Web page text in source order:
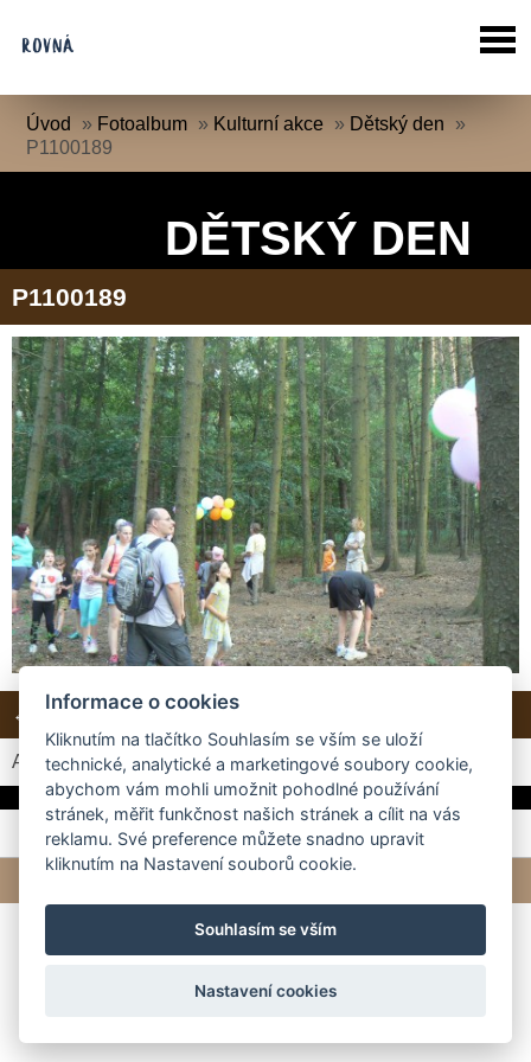
Úvod » Fotoalbum » Kulturní akce » Dětský den
»
P1100189
DĚTSKÝ DEN
P1100189
← Předchozí Další → Zpět do složky
Automatické procházení: 3|4|5|6|7(čas ve vteřinách)
Informace o cookies
Kliknutím na tlačítko Souhlasím se vším se uloží
technické, analytické a marketingové soubory cookie,
abychom vám mohli umožnit pohodlné používání
stránek, měřit funkčnost našich stránek a cílit na vás
reklamu. Své preference můžete snadno upravit
kliknutím na Nastavení souborů cookie.
Souhlasím se vším
Nastavení cookies